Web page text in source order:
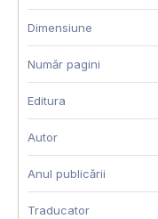
Dimensiune
Număr pagini
Editura
Autor
Anul publicării
Traducator